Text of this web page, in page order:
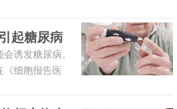
完整高严格性
起糖尿病
诱发糖尿病。
《细胞报告医